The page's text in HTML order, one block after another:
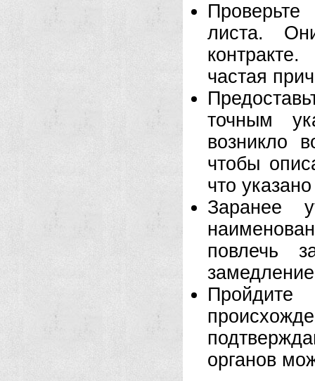
листа.
частая
точным
возникло
чтобы
что
Заранее
повлечь
Пройдите
органов